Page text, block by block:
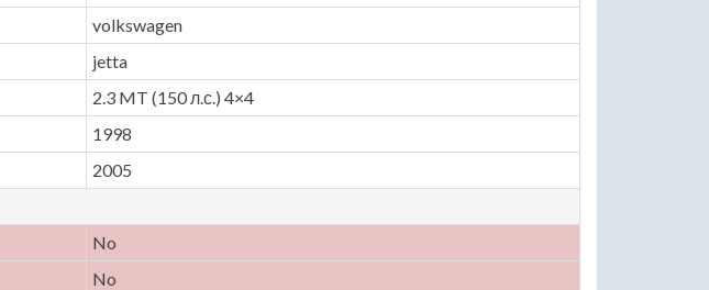
volkswagen
jetta
2.3 MT (150 л.с.) 4×4
1998
2005
No
No